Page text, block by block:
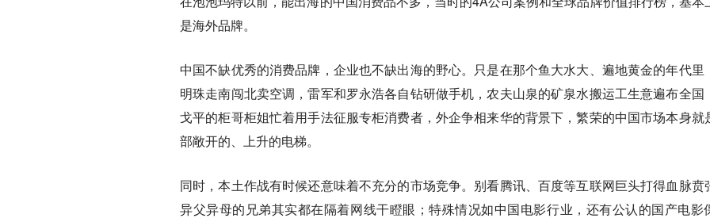
是海外品牌。
中国不缺优秀的消费品牌，企业也不缺出海的野心。只是在那个鱼大水大、遍地黄金的年代里
明珠走南闯北卖空调，雷军和罗永浩各自钻研做手机，农夫山泉的矿泉水搬运工生意遍布全国
戈平的柜哥柜姐忙着用手法征服专柜消费者，外企争相来华的背景下，繁荣的中国市场本身就
部敞开的、上升的电梯。
同时，本土作战有时候还意味着不充分的市场竞争。别看腾讯、百度等互联网巨头打得血脉贲
异父异母的兄弟其实都在隔着网线干瞪眼；特殊情况如中国电影行业，还有公认的国产电影